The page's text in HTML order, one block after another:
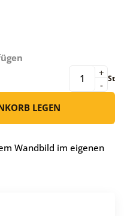
-
+ St
LEGEN
Wandbild im eigenen